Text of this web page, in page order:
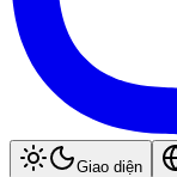
Giao diện